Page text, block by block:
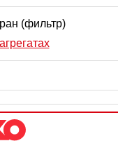
(фильтр)